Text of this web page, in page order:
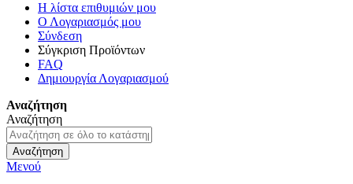
Η λίστα επιθυμιών μου
Ο Λογαριασμός μου
Σύνδεση
Σύγκριση Προϊόντων
FAQ
Δημιουργία Λογαριασμού
Αναζήτηση
Αναζήτηση
Αναζήτηση
Μενού